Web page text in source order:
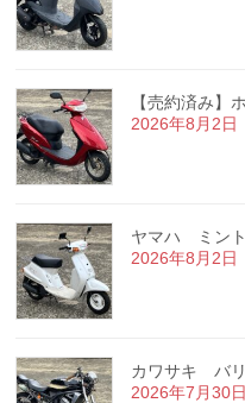
【売約済み
2026年8月2日
ヤマハ ミン
2026年8月2日
カワサキ バリ
2026年7月30日